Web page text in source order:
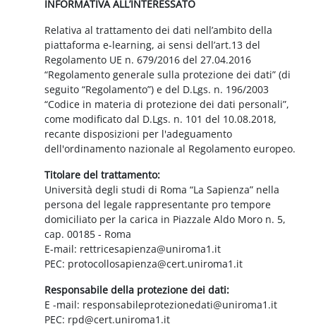
INFORMATIVA ALL’INTERESSATO
Relativa al trattamento dei dati nell’ambito della
piattaforma e-learning, ai sensi dell’art.13 del
Regolamento UE n. 679/2016 del 27.04.2016
“Regolamento generale sulla protezione dei dati” (di
seguito “Regolamento”) e del D.Lgs. n. 196/2003
“Codice in materia di protezione dei dati personali”,
come modificato dal D.Lgs. n. 101 del 10.08.2018,
recante disposizioni per l'adeguamento
dell'ordinamento nazionale al Regolamento europeo.
Titolare del trattamento:
Università degli studi di Roma “La Sapienza” nella
persona del legale rappresentante pro tempore
domiciliato per la carica in Piazzale Aldo Moro n. 5,
cap. 00185 - Roma
E-mail: rettricesapienza@uniroma1.it
PEC: protocollosapienza@cert.uniroma1.it
Responsabile della protezione dei dati:
E -mail: responsabileprotezionedati@uniroma1.it
PEC: rpd@cert.uniroma1.it